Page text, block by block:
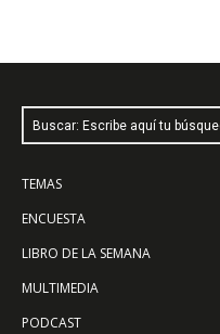
Buscar: Escribe aquí tu
TEMAS
ENCUESTA
LIBRO DE LA SEMANA
MULTIMEDIA
PODCAST